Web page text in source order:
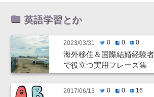
英語学習とか
2023/03/31 twitter0 facebook0 hatenabookmark0
海外移住＆国際結婚経験
で役立つ実用フレーズ集
2017/06/13 twitter0 facebook0 hatenabookmark 16